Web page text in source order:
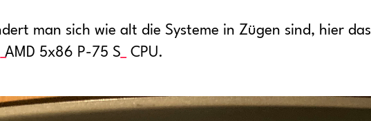
man sich wie alt die Systeme in Zügen sind, hier das
AMD 5x86 P-75 S CPU.